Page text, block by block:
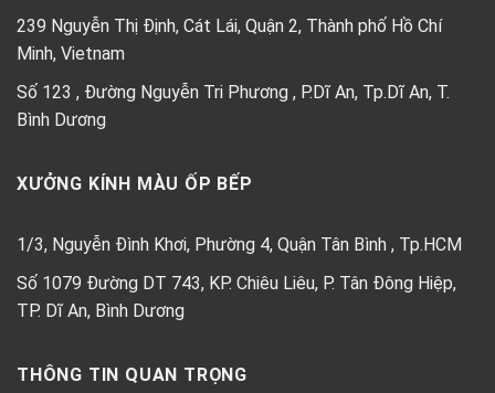
239 Nguyễn Thị Định, Cát Lái, Quận 2, Thành phố Hồ Chí
Minh, Vietnam
Số 123 , Đường Nguyễn Tri Phương , P.Dĩ An, Tp.Dĩ An, T.
Bình Dương
XƯỞNG KÍNH MÀU ỐP BẾP
1/3, Nguyễn Đình Khơi, Phường 4, Quận Tân Bình , Tp.HCM
Số 1079 Đường DT 743, KP. Chiêu Liêu, P. Tân Đông Hiệp,
TP. Dĩ An, Bình Dương
THÔNG TIN QUAN TRỌNG